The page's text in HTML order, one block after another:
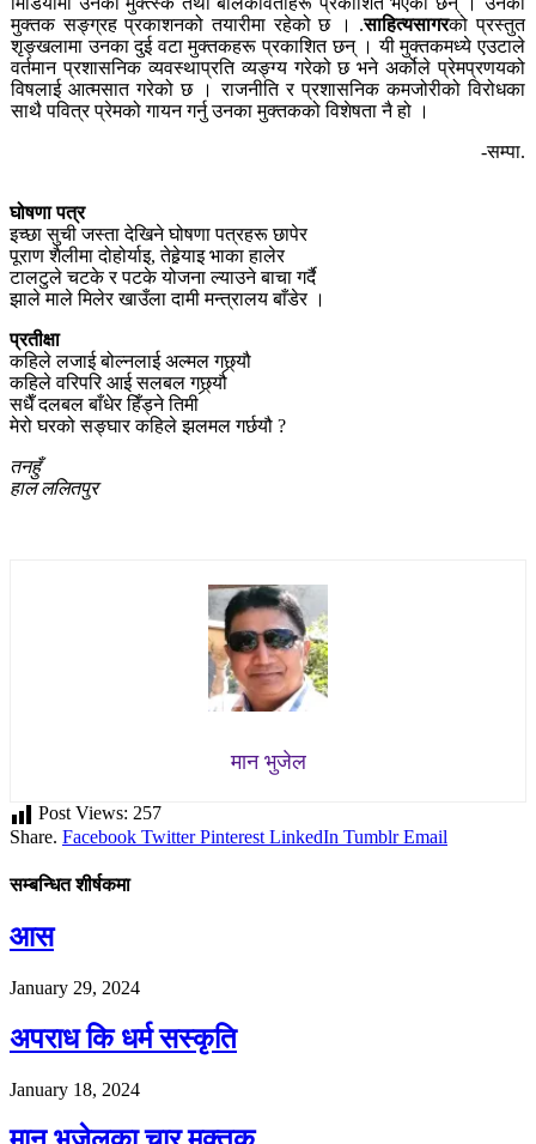
मुक्तक सङ्ग्रह प्रकाशनको तयारीमा रहेको छ । .साहित्यसागरको प्रस्तुत
शृङ्खलामा उनका दुई वटा मुक्तकहरू प्रकाशित छन् । यी मुक्तकमध्ये एउटाले
वर्तमान प्रशासनिक व्यवस्थाप्रति व्यङ्ग्य गरेको छ भने अर्कोले प्रेमप्रणयको
विषलाई आत्मसात गरेको छ । राजनीति र प्रशासनिक कमजोरीको विरोधका
साथै पवित्र प्रेमको गायन गर्नु उनका मुक्तकको विशेषता नै हो ।
-सम्पा.
घोषणा पत्र
इच्छा सुची जस्ता देखिने घोषणा पत्रहरू छापेर
पूराण शैलीमा दोहोर्याइ, तेहेर्‍याइ भाका हालेर
टालटुले चटके र पटके योजना ल्याउने बाचा गर्दै
झाले माले मिलेर खाउँला दामी मन्त्रालय बाँडेर ।
प्रतीक्षा
कहिले लजाई बोल्नलाई अल्मल गछ्र्यौ
कहिले वरिपरि आई सलबल गछ्र्यौ
सधैँ दलबल बाँधेर हिँड्ने तिमी
मेरो घरको सङ्घार कहिले झलमल गर्छयौ ?
तनहुँ
हाल ललितपुर
मान भुजेल
Post Views: 257
Share. Facebook Twitter Pinterest LinkedIn Tumblr Email
सम्बन्धित शीर्षकमा
आस
January 29, 2024
अपराध कि धर्म सस्कृति
January 18, 2024